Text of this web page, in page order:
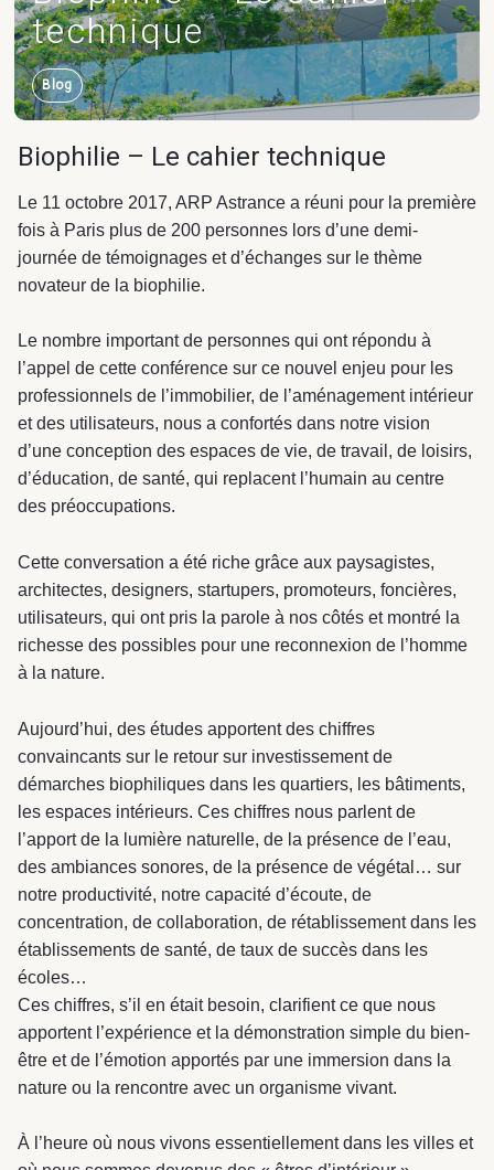
Programmation
& AMO projet
& AMO projet
Astrance –
Stratégies Durables
& Transition
Astrance –
Stratégies Durables
Gondwana –
Biodiversité & Génie
écologique
Gondwana –
Biodiversité & Génie écologique
& culturels
Logement Logistique
Médico-social &
Résidences services
Institutions
Quartier
Pharmaceutique
Carrières
technique
Blog
Biophilie – Le cahier technique
Le 11 octobre 2017, ARP Astrance a réuni pour la première
fois à Paris plus de 200 personnes lors d’une demi-
journée de témoignages et d’échanges sur le thème
novateur de la biophilie.
Le nombre important de personnes qui ont répondu à
l’appel de cette conférence sur ce nouvel enjeu pour les
professionnels de l’immobilier, de l’aménagement intérieur
et des utilisateurs, nous a confortés dans notre vision
d’une conception des espaces de vie, de travail, de loisirs,
d’éducation, de santé, qui replacent l’humain au centre
des préoccupations.
Cette conversation a été riche grâce aux paysagistes,
architectes, designers, startupers, promoteurs, foncières,
utilisateurs, qui ont pris la parole à nos côtés et montré la
richesse des possibles pour une reconnexion de l’homme
à la nature.
Aujourd’hui, des études apportent des chiffres
convaincants sur le retour sur investissement de
démarches biophiliques dans les quartiers, les bâtiments,
les espaces intérieurs. Ces chiffres nous parlent de
l’apport de la lumière naturelle, de la présence de l’eau,
des ambiances sonores, de la présence de végétal… sur
notre productivité, notre capacité d’écoute, de
concentration, de collaboration, de rétablissement dans les
établissements de santé, de taux de succès dans les
écoles…
Ces chiffres, s’il en était besoin, clarifient ce que nous
apportent l’expérience et la démonstration simple du bien-
être et de l’émotion apportés par une immersion dans la
nature ou la rencontre avec un organisme vivant.
À l’heure où nous vivons essentiellement dans les villes et